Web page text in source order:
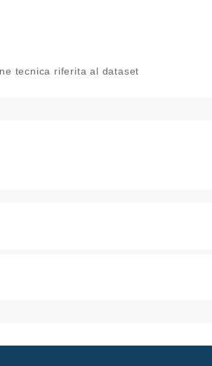
tecnica riferita al dataset